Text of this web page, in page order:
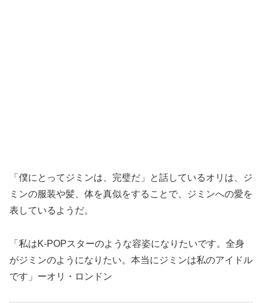
「僕にとってジミンは、完璧だ」と話しているオリは、ジ
ミンの服装や髪、体を真似をすることで、ジミンへの愛を
表しているようだ。
「私はK-POPスターのような容姿になりたいです。全身
がジミンのようになりたい。本当にジミンは私のアイドル
です」ーオリ・ロンドン